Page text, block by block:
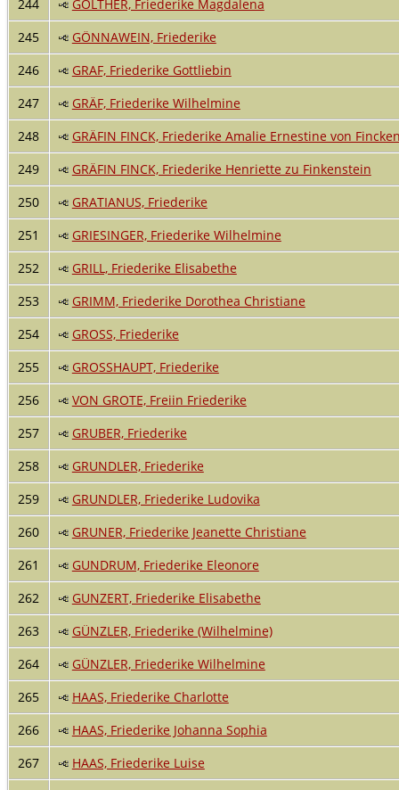
244
GOLTHER, Friederike Magdalena
245
GÖNNAWEIN, Friederike
246
GRAF, Friederike Gottliebin
247
GRÄF, Friederike Wilhelmine
248
GRÄFIN FINCK, Friederike Amalie Ernestine von
249
GRÄFIN FINCK, Friederike Henriette zu Finkenstein
250
GRATIANUS, Friederike
251
GRIESINGER, Friederike Wilhelmine
252
GRILL, Friederike Elisabethe
253
GRIMM, Friederike Dorothea Christiane
254
GROSS, Friederike
255
GROSSHAUPT, Friederike
256
VON GROTE, Freiin Friederike
257
GRUBER, Friederike
258
GRUNDLER, Friederike
259
GRUNDLER, Friederike Ludovika
260
GRUNER, Friederike Jeanette Christiane
261
GUNDRUM, Friederike Eleonore
262
GUNZERT, Friederike Elisabethe
263
GÜNZLER, Friederike (Wilhelmine)
264
GÜNZLER, Friederike Wilhelmine
265
HAAS, Friederike Charlotte
266
HAAS, Friederike Johanna Sophia
267
HAAS, Friederike Luise